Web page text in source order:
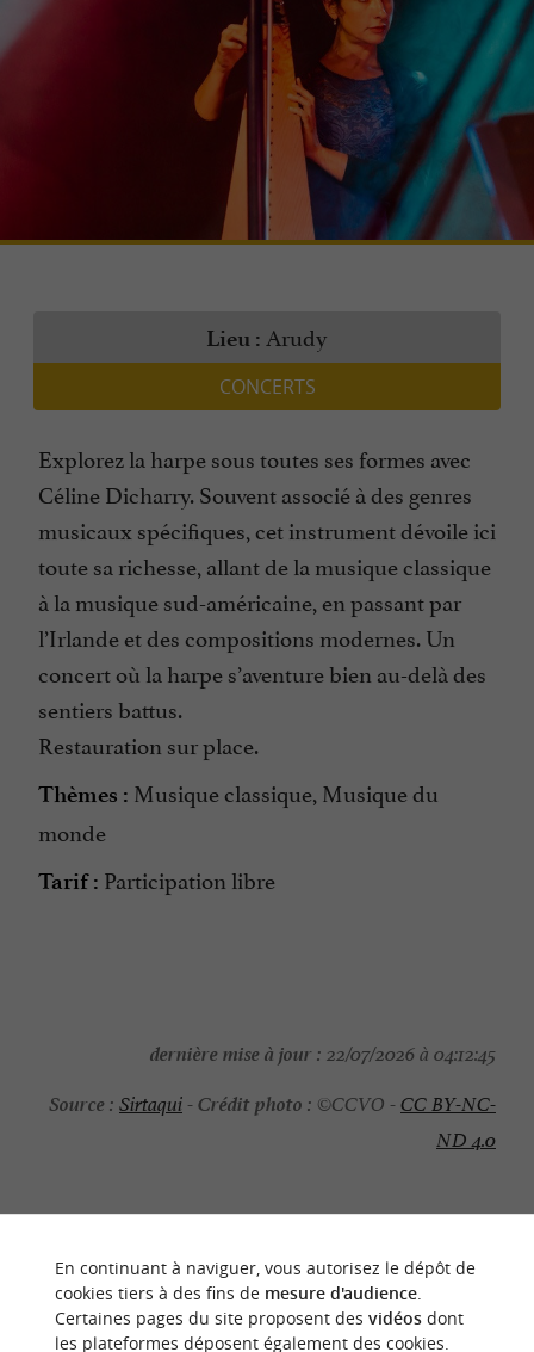
Lieu : Arudy
CONCERTS
Explorez la harpe sous toutes ses formes avec
Céline Dicharry. Souvent associé à des genres
musicaux spécifiques, cet instrument dévoile ici
toute sa richesse, allant de la musique classique
à la musique sud-américaine, en passant par
l’Irlande et des compositions modernes. Un
concert où la harpe s’aventure bien au-delà des
sentiers battus.
Restauration sur place.
Thèmes : Musique classique, Musique du
monde
Tarif : Participation libre
dernière mise à jour : 22/07/2026 à 04:12:45
Source : Sirtaqui-Crédit photo : ©CCVO -CC BY-NC-
ND 4.0
NOUS AVONS TESTÉPOUR VOUS
En continuant à naviguer, vous autorisez le dépôt de
cookies tiers à des fins de mesure d'audience.
Certaines pages du site proposent des vidéosdont
les plateformes déposent également des cookies.